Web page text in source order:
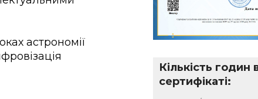
астрономії
Кількість годин
сертифікаті: